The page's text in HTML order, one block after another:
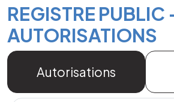
Main Content
REGISTRE PUBLIC
AUTORISATIONS
Autorisations